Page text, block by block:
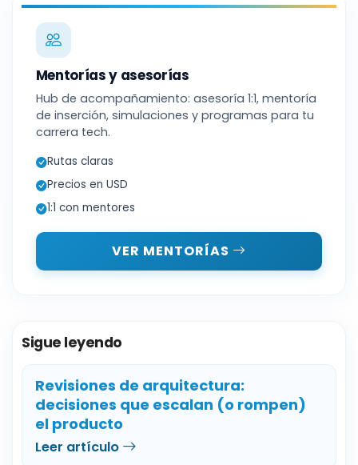
Mentorías y asesorías
Hub de acompañamiento: asesoría 1:1, mentoría
de inserción, simulaciones y programas para tu
carrera tech.
Rutas claras
Precios en USD
1:1 con mentores
VER MENTORÍAS
Sigue leyendo
Revisiones de arquitectura:
decisiones que escalan (o rompen)
el producto
Leer artículo